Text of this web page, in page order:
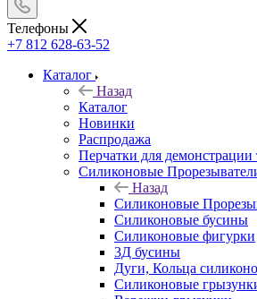
Телефоны
+7 812 628-63-52
Каталог
Назад
Каталог
Новинки
Распродажа
Перчатки для демонстрации
Силиконовые
Назад
Силиконовые
Силиконовые бусины
Силиконовые фигурки
3Д бусины
Дуги, Кольца
Силиконовые